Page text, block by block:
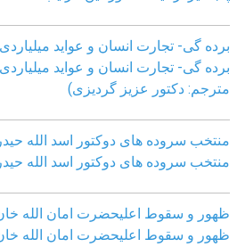
برده گی- تجارت انسان و عواید میلیاردی
برده گی- تجارت انسان و عواید میلیاردی
مترجم: دکتور عزیز گردیزی)
منتخب سروده های دوکتور اسد الله
منتخب سروده های دوکتور اسد الله
ظهور و سقوط اعلیحضرت امان الله
ظهور و سقوط اعلیحضرت امان الله خان